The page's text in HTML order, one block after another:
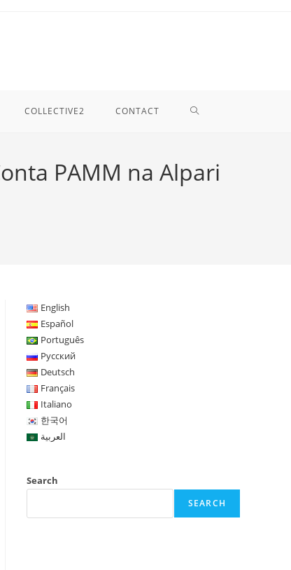
COLLECTIVE2 CONTACT TOGGLE
PAMM na Alpari
English
Español
Português
Русский
Deutsch
Français
Italiano
한국어
العربية
Search
SEARCH